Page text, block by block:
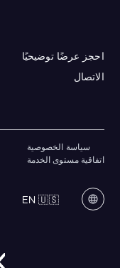
احجز عرضًا توضيحيًا
الاتصال
سياسة الخصوصية
اتفاقية مستوى الخدمة
EN 🇺🇸